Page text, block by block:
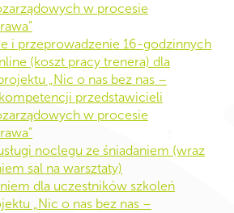
w procesie
i przeprowadzenie 16-godzinnych
(koszt pracy trenera) dla
„Nic o nas bez nas –
przedstawicieli
w procesie
noclegu ze śniadaniem (wraz
sal na warsztaty)
dla uczestników szkoleń
„Nic o nas bez nas –